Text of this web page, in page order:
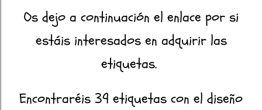
Os dejo a continuación el enlace por si
estáis interesados en adquirir las
etiquetas.
Encontraréis 39 etiquetas con el diseño